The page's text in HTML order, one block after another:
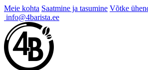
Meie kohta Saatmine ja tasumine Võtke
info@4barista.ee